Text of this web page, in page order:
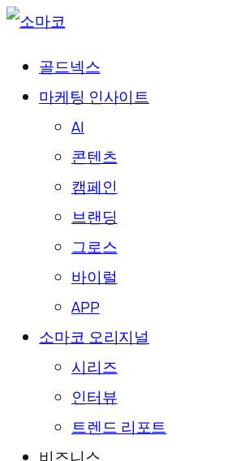
골드넥스
마케팅 인사이트
AI
콘텐츠
캠페인
브랜딩
그로스
바이럴
APP
소마코 오리지널
시리즈
인터뷰
트렌드 리포트
비즈니스